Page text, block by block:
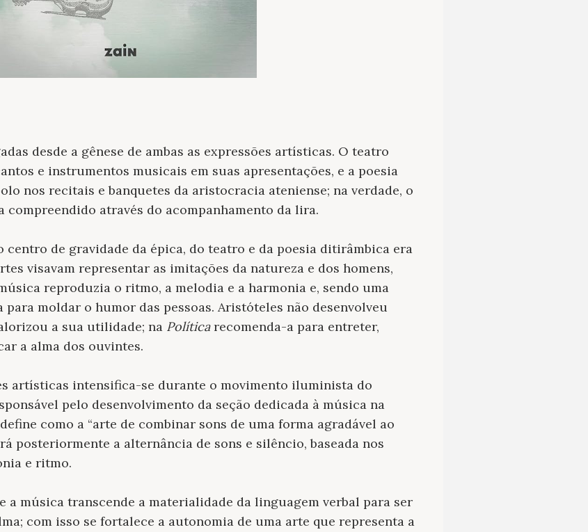
desde a gênese de ambas as expressões artísticas. O teatro
e instrumentos musicais em suas apresentações, e a poesia
nos recitais e banquetes da aristocracia ateniense; na verdade, o
compreendido através do acompanhamento da lira.
centro de gravidade da épica, do teatro e da poesia ditirâmbica era
visavam representar as imitações da natureza e dos homens,
reproduzia o ritmo, a melodia e a harmonia e, sendo uma
para moldar o humor das pessoas. Aristóteles não desenvolveu
a sua utilidade; na Políticarecomenda-a para entreter,
a alma dos ouvintes.
artísticas intensifica-se durante o movimento iluminista do
pelo desenvolvimento da seção dedicada à música na
como a “arte de combinar sons de uma forma agradável ao
posteriormente a alternância de sons e silêncio, baseada nos
e ritmo.
a música transcende a materialidade da linguagem verbal para ser
com isso se fortalece a autonomia de uma arte que representa a